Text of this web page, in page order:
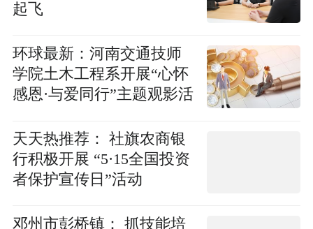
起飞
环球最新：河南交通技师
学院土木工程系开展“心怀
感恩·与爱同行”主题观影活
天天热推荐： 社旗农商银
行积极开展 “5·15全国投资
者保护宣传日”活动
邓州市彭桥镇： 抓技能培